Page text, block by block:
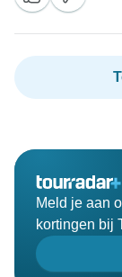
Meld je aan
kortingen bij